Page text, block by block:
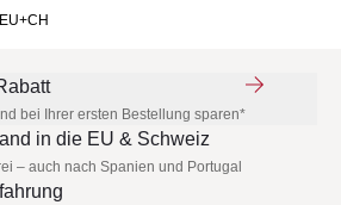
bei Ihrer ersten Bestellung sparen*
in die EU & Schweiz
– auch nach Spanien und Portugal